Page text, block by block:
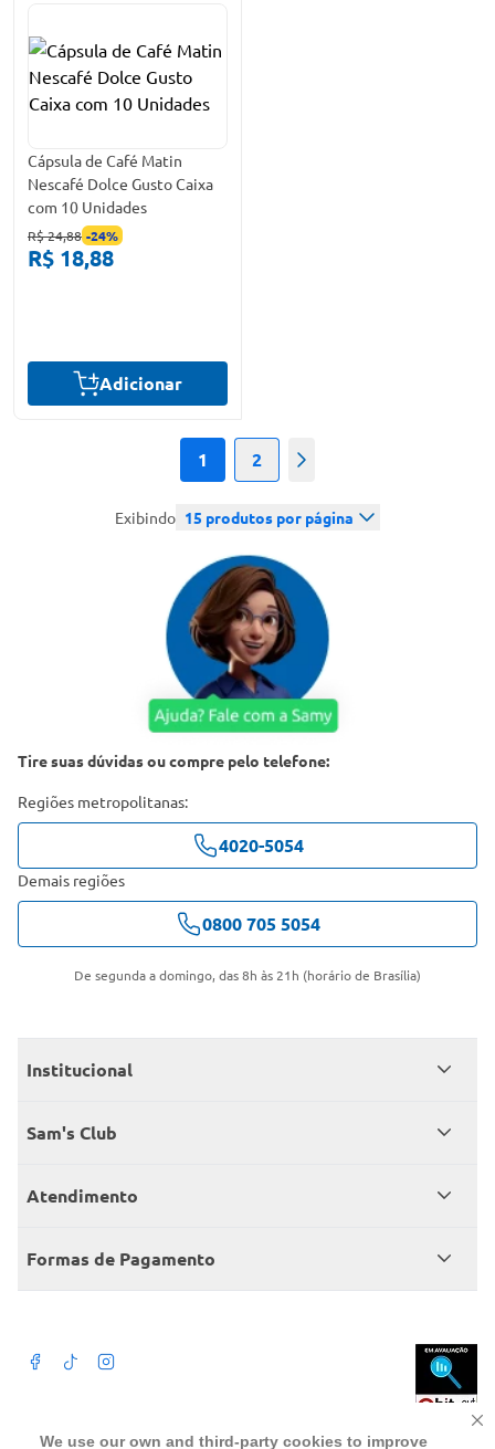
We use our own and third-party cookies to improve
Cápsula de Café Matin
Nescafé Dolce Gusto Caixa
com 10 Unidades
R$ 24,88 -24%
R$ 18,88
Adicionar
1 2 Próximo
Exibindo 15 produtos por página
Tire suas dúvidas ou compre pelo telefone:
Regiões metropolitanas:
4020-5054
Demais regiões
0800 705 5054
De segunda a domingo, das 8h às 21h (horário de Brasília)
Institucional
Quem somos
Encontre um Clube
Sam's Club
Seja sócio
Member’s Mark
Atendimento
Fale conosco
Atendimento em libras
Formas de Pagamento
Beba com moderação. A Venda e o consumo de bebida alcoólica são